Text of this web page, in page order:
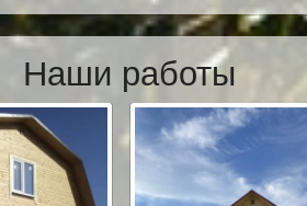
Наши работы